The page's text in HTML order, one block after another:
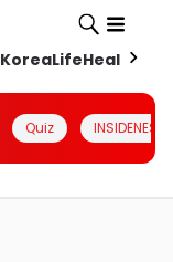
KoreaLifeHealth
Quiz INSIDENESIA